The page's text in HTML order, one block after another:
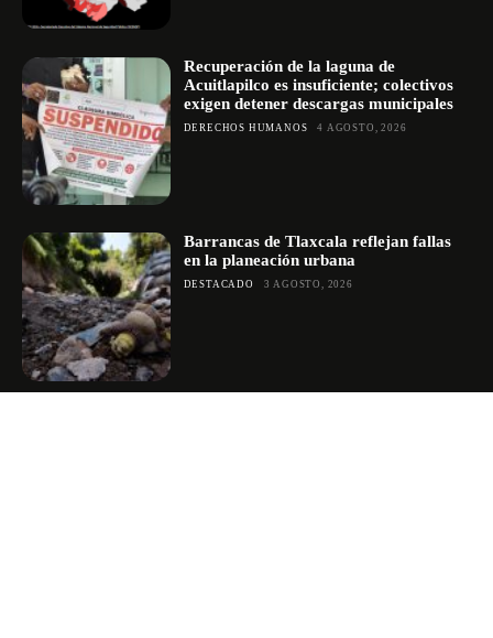
Recuperación de la laguna de
Acuitlapilco es insuficiente; colectivos
exigen detener descargas municipales
DERECHOS HUMANOS 4 AGOSTO, 2026
Barrancas de Tlaxcala reflejan fallas
en la planeación urbana
DESTACADO 3 AGOSTO, 2026